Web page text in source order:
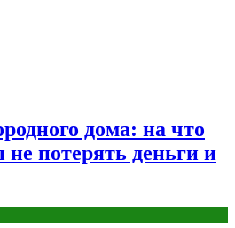
дома: на что
не потерять деньги и